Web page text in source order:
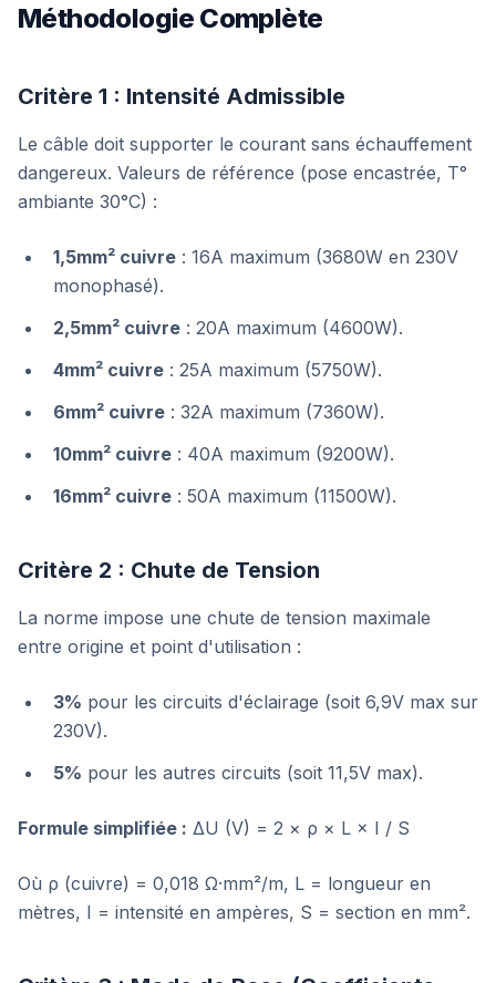
Méthodologie Complète
Critère 1 : Intensité Admissible
Le câble doit supporter le courant sans échauffement
dangereux. Valeurs de référence (pose encastrée, T°
ambiante 30°C) :
1,5mm² cuivre : 16A maximum (3680W en 230V
monophasé).
2,5mm² cuivre : 20A maximum (4600W).
4mm² cuivre : 25A maximum (5750W).
6mm² cuivre : 32A maximum (7360W).
10mm² cuivre : 40A maximum (9200W).
16mm² cuivre : 50A maximum (11500W).
Critère 2 : Chute de Tension
La norme impose une chute de tension maximale
entre origine et point d'utilisation :
3% pour les circuits d'éclairage (soit 6,9V max sur
230V).
5% pour les autres circuits (soit 11,5V max).
Formule simplifiée : ΔU (V) = 2 × ρ × L × I / S
Où ρ (cuivre) = 0,018 Ω·mm²/m, L = longueur en
mètres, I = intensité en ampères, S = section en mm².